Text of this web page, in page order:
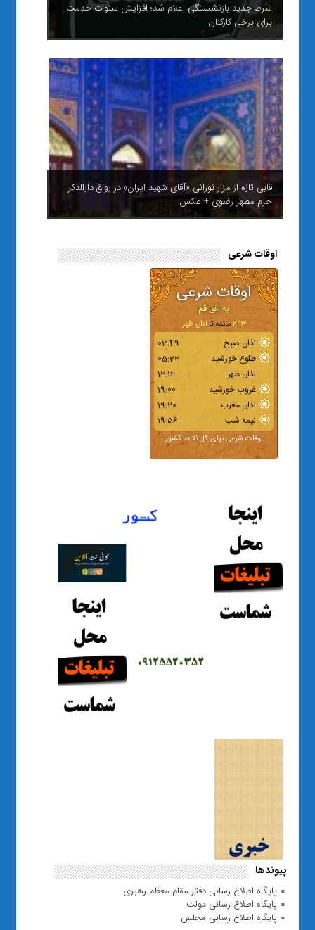
شرط جدید بازنشستگی اعلام شد؛ افزایش سنوات خدمت
برای برخی کارکنان
قابی تازه از مزار نورانی «آقای شهید ایران» در رواق دارالذکر
حرم مطهر رضوی + عکس
اوقات شرعی
پیوندها
پایگاه اطلاع رسانی دفتر مقام معظم رهبری
پایگاه اطلاع رسانی دولت
پایگاه اطلاع رسانی مجلس